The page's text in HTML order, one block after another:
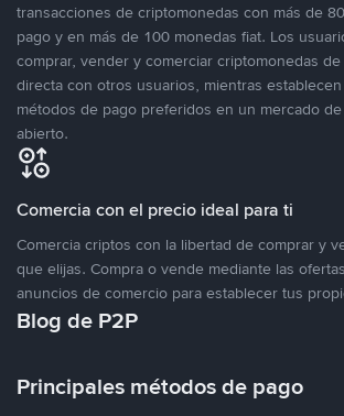
transacciones de criptomonedas con más de
pago y en más de 100 monedas fiat. Los
comprar, vender y comerciar criptomonedas
directa con otros usuarios, mientras
métodos de pago preferidos en un mercado
abierto.
Comercia con el precio ideal para ti
Comercia criptos con la libertad de comprar y
que elijas. Compra o vende mediante las
anuncios de comercio para establecer tus
Blog de P2P
Principales métodos de pago